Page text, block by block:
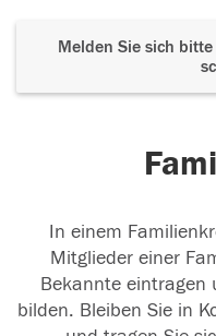
Melden Sie sich
In einem
Mitglieder einer
Bekannte eintragen
bilden. Bleiben Sie in